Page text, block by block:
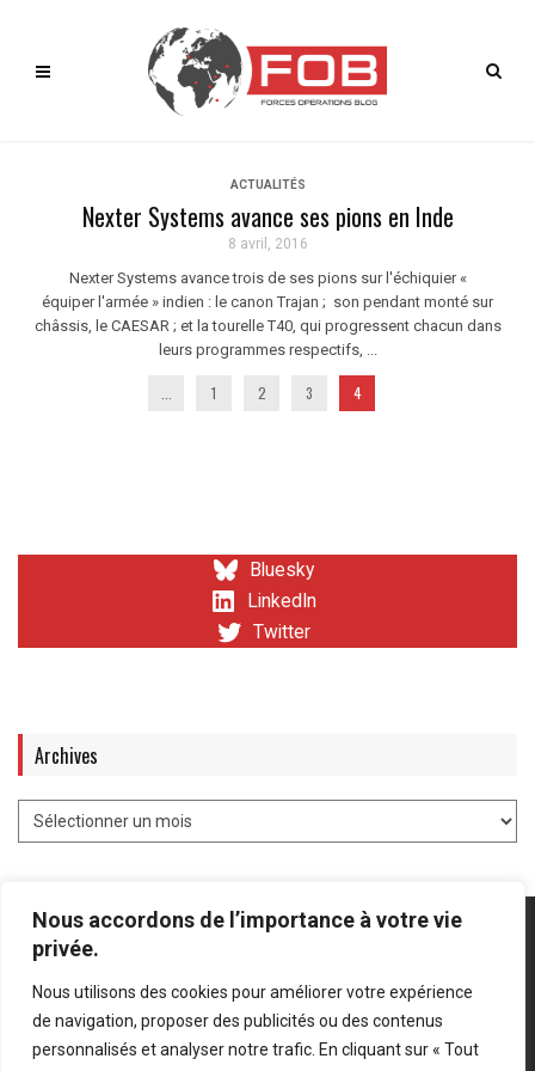
Nous accordons de l’importance à votre vie
privée.
Nous utilisons des cookies pour améliorer votre expérience
de navigation, proposer des publicités ou des contenus
personnalisés et analyser notre trafic. En cliquant sur « Tout
ACTUALITÉS
Nexter Systems avance ses pions en Inde
8 avril, 2016
Nexter Systems avance trois de ses pions sur l'échiquier «
équiper l'armée » indien : le canon Trajan ; son pendant monté sur
châssis, le CAESAR ; et la tourelle T40, qui progressent chacun dans
leurs programmes respectifs, ...
1 2 3 4
Bluesky
LinkedIn
Twitter
Archives
Mentions légales Politique de confidentialité